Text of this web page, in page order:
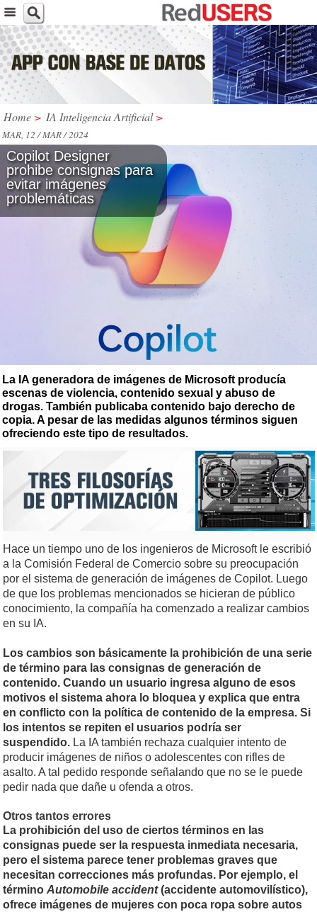
Home > IA Inteligencia Artificial >
MAR, 12 / MAR / 2024
Copilot Designer
prohibe consignas para
evitar imágenes
problemáticas
La IA generadora de imágenes de Microsoft producía
escenas de violencia, contenido sexual y abuso de
drogas. También publicaba contenido bajo derecho de
copia. A pesar de las medidas algunos términos siguen
ofreciendo este tipo de resultados.
Hace un tiempo uno de los ingenieros de Microsoft le escribió
a la Comisión Federal de Comercio sobre su preocupación
por el sistema de generación de imágenes de Copilot. Luego
de que los problemas mencionados se hicieran de público
conocimiento, la compañía ha comenzado a realizar cambios
en su IA.
Los cambios son básicamente la prohibición de una serie
de término para las consignas de generación de
contenido. Cuando un usuario ingresa alguno de esos
motivos el sistema ahora lo bloquea y explica que entra
en conflicto con la política de contenido de la empresa. Si
los intentos se repiten el usuarios podría ser
suspendido. La IA también rechaza cualquier intento de
producir imágenes de niños o adolescentes con rifles de
asalto. A tal pedido responde señalando que no se le puede
pedir nada que dañe u ofenda a otros.
Otros tantos errores
La prohibición del uso de ciertos términos en las
consignas puede ser la respuesta inmediata necesaria,
pero el sistema parece tener problemas graves que
necesitan correcciones más profundas. Por ejemplo, el
término Automobile accident(accidente automovilístico),
ofrece imágenes de mujeres con poca ropa sobre autos